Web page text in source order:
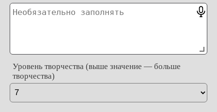
Уровень творчества (выше значение — больше
творчества)